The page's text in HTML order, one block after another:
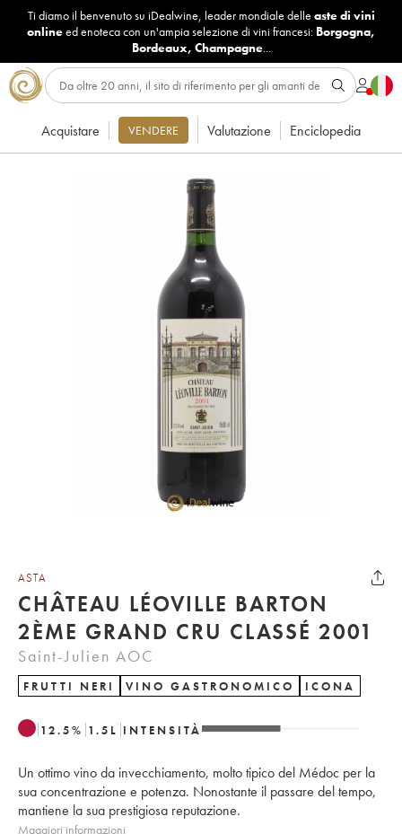
Ti diamo il benvenuto su iDealwine, leader mondiale delle aste di vini
onlineed enoteca con un'ampia selezione di vini francesi: Borgogna,
Bordeaux, Champagne...
Acquistare VENDERE Valutazione Enciclopedia
ASTA
CHÂTEAU LÉOVILLE BARTON
2ÈME GRAND CRU CLASSÉ 2001
Saint-Julien AOC
FRUTTI NERI VINO GASTRONOMICO ICONA
12.5% 1.5 L INTENSITÀ
Un ottimo vino da invecchiamento, molto tipico del Médoc per la
sua concentrazione e potenza. Nonostante il passare del tempo,
mantiene la sua prestigiosa reputazione.
Maggiori informazioni